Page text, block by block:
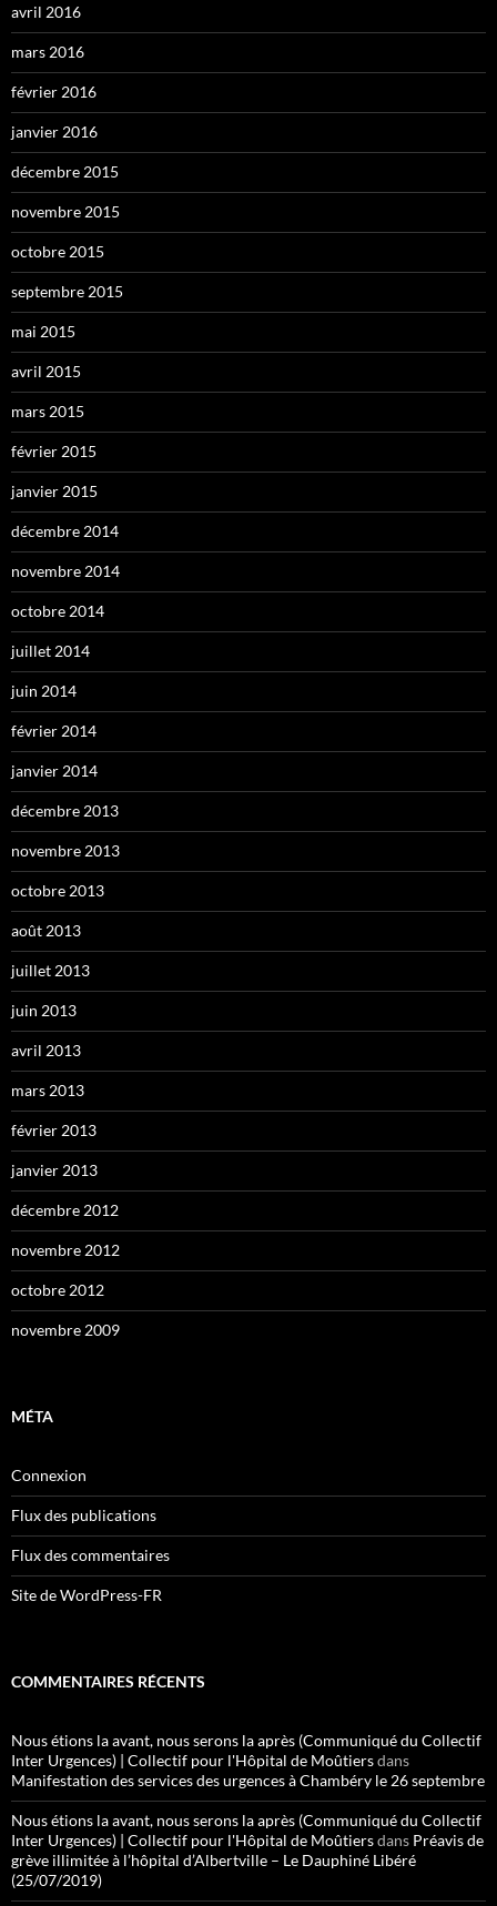
avril 2016
mars 2016
février 2016
janvier 2016
décembre 2015
novembre 2015
octobre 2015
septembre 2015
mai 2015
avril 2015
mars 2015
février 2015
janvier 2015
décembre 2014
novembre 2014
octobre 2014
juillet 2014
juin 2014
février 2014
janvier 2014
décembre 2013
novembre 2013
octobre 2013
août 2013
juillet 2013
juin 2013
avril 2013
mars 2013
février 2013
janvier 2013
décembre 2012
novembre 2012
octobre 2012
novembre 2009
MÉTA
Connexion
Flux des publications
Flux des commentaires
Site de WordPress-FR
COMMENTAIRES RÉCENTS
Nous étions la avant, nous serons la après (Communiqué du Collectif
Inter Urgences) | Collectif pour l'Hôpital de Moûtiersdans
Manifestation des services des urgences à Chambéry le 26 septembre
Nous étions la avant, nous serons la après (Communiqué du Collectif
Inter Urgences) | Collectif pour l'Hôpital de Moûtiersdans Préavis de
grève illimitée à l’hôpital d’Albertville – Le Dauphiné Libéré
(25/07/2019)